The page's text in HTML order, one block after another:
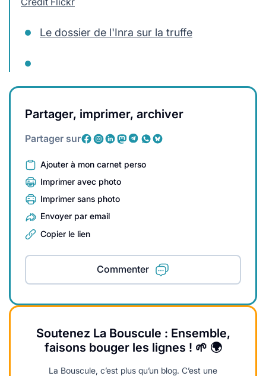
Le dossier de l'Inra sur la truffe
Partager, imprimer, archiver
Partager sur
Ajouter à mon carnet perso
Imprimer avec photo
Imprimer sans photo
Envoyer par email
Copier le lien
Commenter
Soutenez La Bouscule : Ensemble,
faisons bouger les lignes ! 🌱 🌍
La Bouscule, c’est plus qu’un blog. C’est une